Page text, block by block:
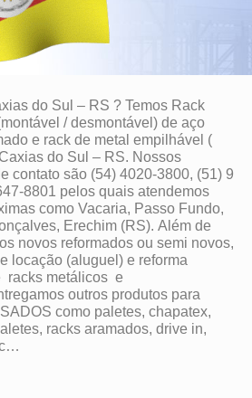
do Sul – RS ? Temos Rack
/ desmontável) de aço
e rack de metal empilhável (
do Sul – RS. Nossos
contato são (54) 4020-3800, (51) 9
8801 pelos quais atendemos
como Vacaria, Passo Fundo,
Erechim (RS). Além de
novos reformados ou semi novos,
locação (aluguel) e reforma
racks metálicos e
outros produtos para
como paletes, chapatex,
racks aramados, drive in,